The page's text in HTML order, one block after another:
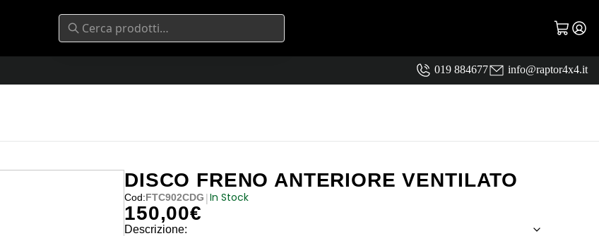
019 884677 info@raptor4x4.it
DISCO FRENO ANTERIORE VENTILATO
Cod:FTC902CDG |In Stock
150,00€
Descrizione: